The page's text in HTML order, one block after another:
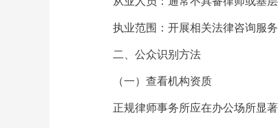
执业范围：开展相关法律咨询服
二、公众识别方法
（一）查看机构资质
正规律师事务所应在办公场所显